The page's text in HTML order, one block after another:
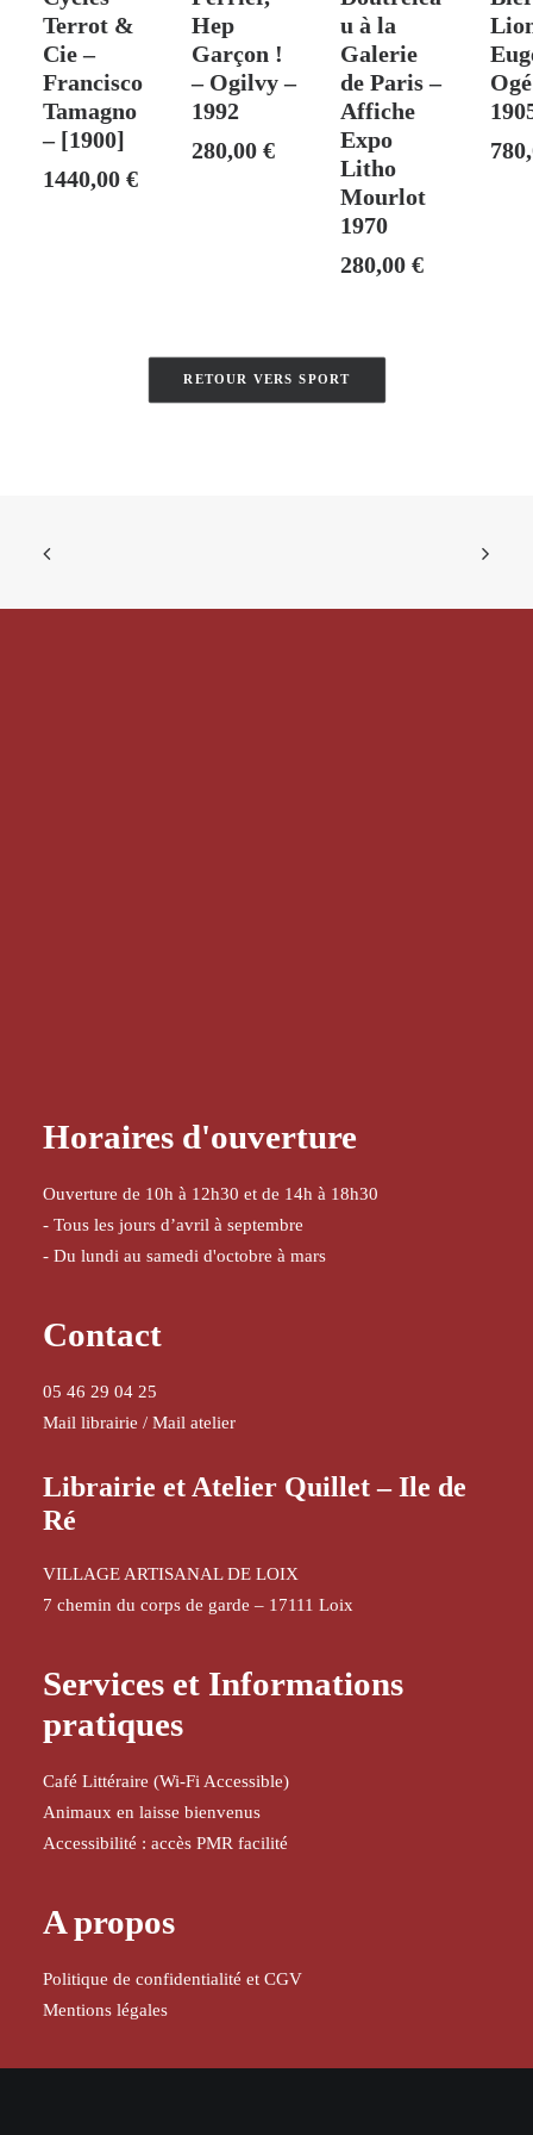
Terrot &
Cie –
Francisco
Tamagno
– [1900]
1440,00 €
Hep
Garçon !
– Ogilvy –
1992
280,00€
u à la
Galerie
de Paris –
Affiche
Expo
Litho
Mourlot
1970
280,00€
RETOUR VERS SPORT
Horaires d'ouverture
Ouverture de 10h à 12h30 et de 14h à 18h30
- Tous les jours d’avril à septembre
- Du lundi au samedi d'octobre à mars
Contact
05 46 29 04 25
Mail librairie / Mail atelier
Librairie et Atelier Quillet – Ile de
Ré
VILLAGE ARTISANAL DE LOIX
7 chemin du corps de garde – 17111 Loix
Services et Informations
pratiques
Café Littéraire (Wi-Fi Accessible)
Animaux en laisse bienvenus
Accessibilité : accès PMR facilité
A propos
Politique de confidentialité et CGV
Mentions légales